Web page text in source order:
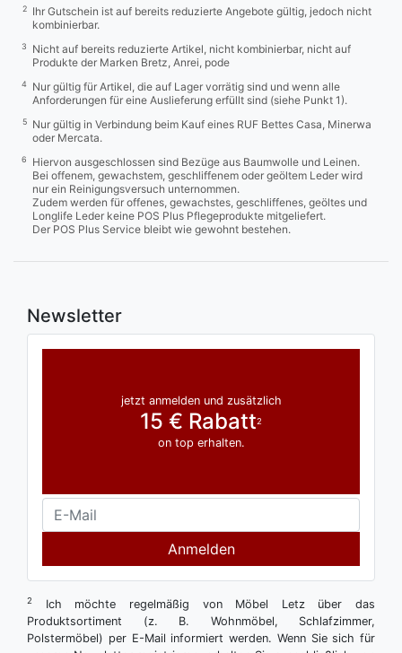
2
Ihr Gutschein ist auf bereits reduzierte Angebote gültig, jedoch nicht
kombinierbar.
3
Nicht auf bereits reduzierte Artikel, nicht kombinierbar, nicht auf
Produkte der Marken Bretz, Anrei, pode
4
Nur gültig für Artikel, die auf Lager vorrätig sind und wenn alle
Anforderungen für eine Auslieferung erfüllt sind (siehe Punkt 1).
5
Nur gültig in Verbindung beim Kauf eines RUF Bettes Casa, Minerwa
oder Mercata.
6
Hiervon ausgeschlossen sind Bezüge aus Baumwolle und Leinen.
Bei offenem, gewachstem, geschliffenem oder geöltem Leder wird
nur ein Reinigungsversuch unternommen.
Zudem werden für offenes, gewachstes, geschliffenes, geöltes und
Longlife Leder keine POS Plus Pflegeprodukte mitgeliefert.
Der POS Plus Service bleibt wie gewohnt bestehen.
Newsletter
jetzt anmelden und zusätzlich
15 € Rabatt2
on top erhalten.
Anmelden
2
Ich möchte regelmäßig von Möbel Letz über das
Produktsortiment (z. B. Wohnmöbel, Schlafzimmer,
Polstermöbel) per E-Mail informiert werden. Wenn Sie sich für